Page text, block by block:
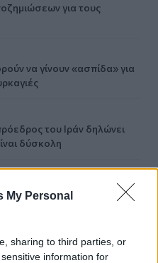
My Personal
sharing to third parties, or
information for
για τους
να γίνουν «ασπίδα» για
του Ιράν δηλώνει
δύσκολη
κοντά σε γήπεδο γκολφ